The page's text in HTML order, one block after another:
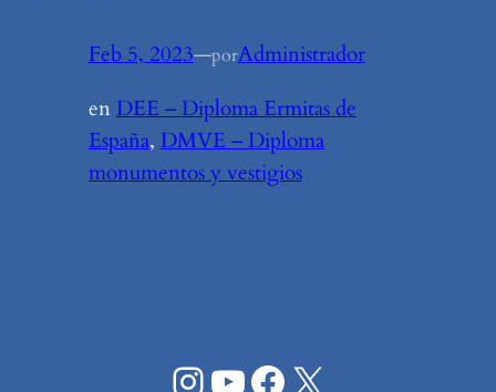
Feb 5, 2023—porAdministrador
en DEE – Diploma Ermitas de
España, DMVE – Diploma
monumentos y vestigios
Instagram
YouTube
Facebook
X